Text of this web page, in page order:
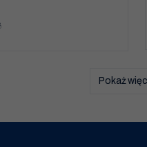
Pokaż